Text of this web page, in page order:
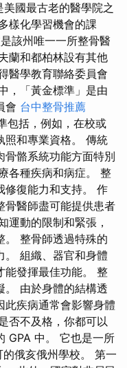
國最古老的醫學院之
樣化學習機會的課
該州唯一一所整骨醫
蘭和都柏林設有其他
醫學教育聯絡委員會
，「黃金標準」是由
會 台中整骨推薦
包括，例如，在校或
照和專業資格。 傳統
骨骼系統功能方面特別
各種疾病和病症。 整
修復能力和支持。 作
骨醫師盡可能提供患者
運動的限制和緊張，
。 整骨師透過特殊的
。 組織、器官和身體
能發揮最佳功能。 整
。 由於身體的結構透
此疾病通常會影響身體
否不及格，你都可以
GPA 中。 它也是一所
俄亥俄州學校。 第一